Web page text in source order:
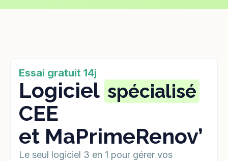
Essai gratuit 14j
Logiciel spécialisé
CEE
et MaPrimeRenov’
Le seul logiciel 3 en 1 pour gérer vos